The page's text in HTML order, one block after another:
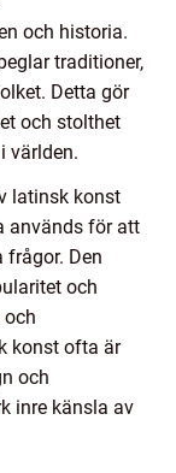
och historia.
traditioner,
Detta gör
och stolthet
världen.
latinsk konst
används för att
Den
och
och
konst ofta är
och
inre känsla av